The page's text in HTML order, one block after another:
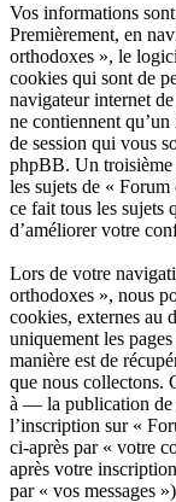
Vos informations
Premièrement, en
orthodoxes », le
cookies qui sont de
navigateur internet
ne contiennent
de session qui vous
phpBB. Un troisième
les sujets de «
ce fait tous les sujets
d’améliorer votre
Lors de votre
orthodoxes », nous
cookies, externes au
uniquement les
manière est de
que nous collectons.
à — la publication de
l’inscription sur «
ci-après par « votre
après votre
par « vos messages